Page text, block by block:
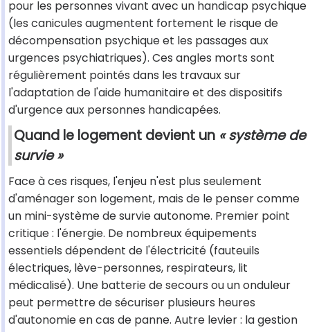
pour les personnes vivant avec un handicap psychique
(les canicules augmentent fortement le risque de
décompensation psychique et les passages aux
urgences psychiatriques). Ces angles morts sont
régulièrement pointés dans les travaux sur
l'adaptation de l'aide humanitaire et des dispositifs
d'urgence aux personnes handicapées.
Quand le logement devient un « système de
survie »
Face à ces risques, l'enjeu n'est plus seulement
d'aménager son logement, mais de le penser comme
un mini-système de survie autonome. Premier point
critique : l'énergie. De nombreux équipements
essentiels dépendent de l'électricité (fauteuils
électriques, lève-personnes, respirateurs, lit
médicalisé). Une batterie de secours ou un onduleur
peut permettre de sécuriser plusieurs heures
d'autonomie en cas de panne. Autre levier : la gestion